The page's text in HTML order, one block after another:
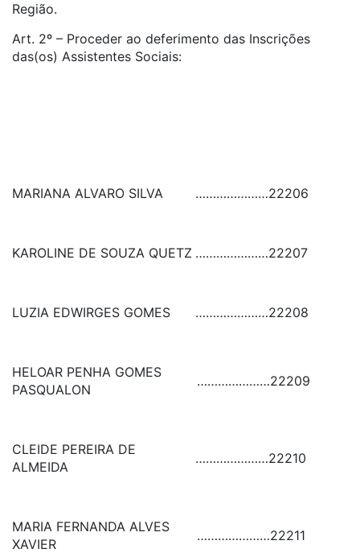
Região.
Art. 2º – Proceder ao deferimento das Inscrições
das(os) Assistentes Sociais:
MARIANA ALVARO SILVA …………………22206
KAROLINE DE SOUZA QUETZ …………………22207
LUZIA EDWIRGES GOMES …………………22208
HELOAR PENHA GOMES
PASQUALON
…………………22209
CLEIDE PEREIRA DE
ALMEIDA
…………………22210
MARIA FERNANDA ALVES
XAVIER
…………………22211